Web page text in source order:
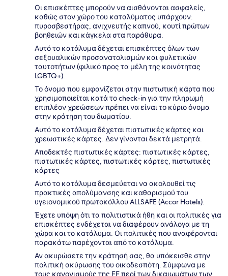
Οι επισκέπτες μπορούν να αισθάνονται ασφαλείς,
καθώς στον χώρο του καταλύματος υπάρχουν:
πυροσβεστήρας, ανιχνευτής καπνού, κουτί πρώτων
βοηθειών και κάγκελα στα παράθυρα.
Αυτό το κατάλυμα δέχεται επισκέπτες όλων των
σεξουαλικών προσανατολισμών και φυλετικών
ταυτοτήτων (φιλικό προς τα μέλη της κοινότητας
LGBTQ+).
Το όνομα που εμφανίζεται στην πιστωτική κάρτα που
χρησιμοποιείται κατά το check-in για την πληρωμή
επιπλέον χρεώσεων πρέπει να είναι το κύριο όνομα
στην κράτηση του δωματίου.
Αυτό το κατάλυμα δέχεται πιστωτικές κάρτες και
χρεωστικές κάρτες. Δεν γίνονται δεκτά μετρητά.
Αποδεκτές πιστωτικές κάρτες: πιστωτικές κάρτες,
πιστωτικές κάρτες, πιστωτικές κάρτες, πιστωτικές
κάρτες
Αυτό το κατάλυμα δεσμεύεται να ακολουθεί τις
πρακτικές απολύμανσης και καθαρισμού του
υγειονομικού πρωτοκόλλου ALLSAFE (Accor Hotels).
Έχετε υπόψη ότι τα πολιτιστικά ήθη και οι πολιτικές για
επισκέπτες ενδέχεται να διαφέρουν ανάλογα με τη
χώρα και το κατάλυμα. Οι πολιτικές που αναφέρονται
παρακάτω παρέχονται από το κατάλυμα.
Αν ακυρώσετε την κράτησή σας, θα υπόκεισθε στην
πολιτική ακύρωσης του οικοδεσπότη. Σύμφωνα με
τους κανονισμούς της ΕΕ περί των δικαιωμάτων των